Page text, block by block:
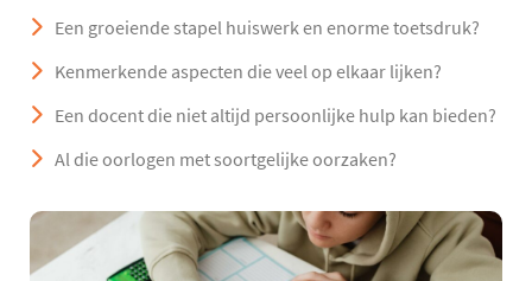
Een groeiende stapel huiswerk en enorme toetsdruk?
Kenmerkende aspecten die veel op elkaar lijken?
Een docent die niet altijd persoonlijke hulp kan bieden?
Al die oorlogen met soortgelijke oorzaken?